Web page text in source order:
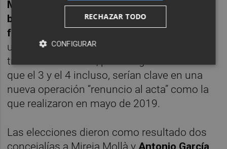
Més, fuera la dos. Los Mollà se cierran en
banda a dar el número 3 de la lista a otras
formaciones políticas
una minucia porque difícilmente van a sacar
tres actas en Elche, pero luego me di cuenta
que el 3 y el 4 incluso, serían clave en una
nueva operación “renuncio al acta” como la
que realizaron en mayo de 2019.
Las elecciones dieron como resultado dos
RECHAZAR TODO
CONFIGURAR